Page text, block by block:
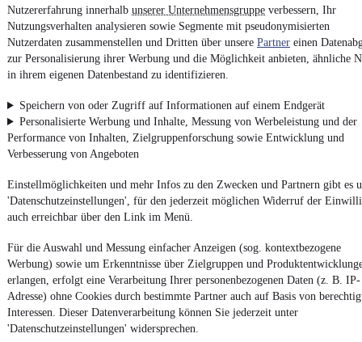
Nutzererfahrung innerhalb unserer Unternehmensgruppe verbessern, Ihr
Nutzungsverhalten analysieren sowie Segmente mit pseudonymisierten
Nutzerdaten zusammenstellen und Dritten über unsere Partner einen
zur Personalisierung ihrer Werbung und die Möglichkeit anbieten, ähnliche
in ihrem eigenen Datenbestand zu identifizieren.
Speichern von oder Zugriff auf Informationen auf einem Endgerät
Personalisierte Werbung und Inhalte, Messung von Werbeleistung und der
Performance von Inhalten, Zielgruppenforschung sowie Entwicklung und
Verbesserung von Angeboten
Einstellmöglichkeiten und mehr Infos zu den Zwecken und Partnern gibt es
'Datenschutzeinstellungen', für den jederzeit möglichen Widerruf der
auch erreichbar über den Link im Menü.
Für die Auswahl und Messung einfacher Anzeigen (sog. kontextbezogene
Werbung) sowie um Erkenntnisse über Zielgruppen und
erlangen, erfolgt eine Verarbeitung Ihrer personenbezogenen Daten (z. B. IP-
Adresse) ohne Cookies durch bestimmte Partner auch auf Basis von
Interessen. Dieser Datenverarbeitung können Sie jederzeit unter
'Datenschutzeinstellungen' widersprechen.
Powered by
Ob Neuwagen,Gebrauchtwagenoder